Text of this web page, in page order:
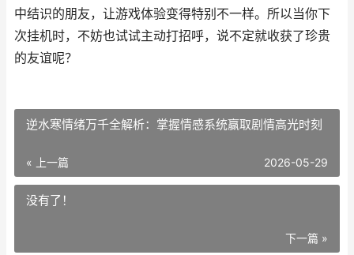
中结识的朋友，让游戏体验变得特别不一样。所以当你下
次挂机时，不妨也试试主动打招呼，说不定就收获了珍贵
的友谊呢？
逆水寒情绪万千全解析：掌握情感系统赢取剧情高光时刻
« 上一篇 2026-05-29
没有了！
下一篇 »